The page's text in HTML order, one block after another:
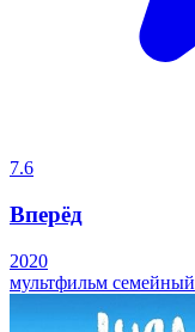
7.6
Вперёд
2020
мультфильм семейный